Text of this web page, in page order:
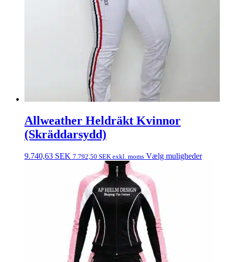
Allweather Heldräkt Kvinnor
(Skräddarsydd)
9.740,63 SEK 7.792,50 SEK exkl. moms Vælg muligheder